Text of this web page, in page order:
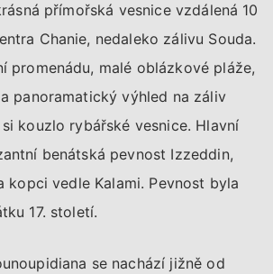
přímořská vesnice vzdálená 10
Chanie, nedaleko zálivu Souda.
promenádu, malé oblázkové pláže,
panoramatický výhled na záliv
kouzlo rybářské vesnice. Hlavní
benátská pevnost Izzeddin,
kopci vedle Kalami. Pevnost byla
17. století.
se nachází jižně od